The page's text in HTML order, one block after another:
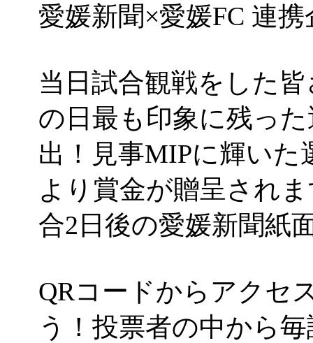
愛媛新聞×愛媛FC 連携
当日試合観戦をした
の日最も印象に残っ
出！見事MIPに輝いた
より賞金が贈呈され
合2日後の愛媛新聞紙
QRコードからアクセ
う！投票者の中から